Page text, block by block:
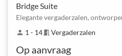
Bridge Suite
Elegante vergaderzalen,
person 1 - 14meeting_room Vergaderzalen
Op aanvraag